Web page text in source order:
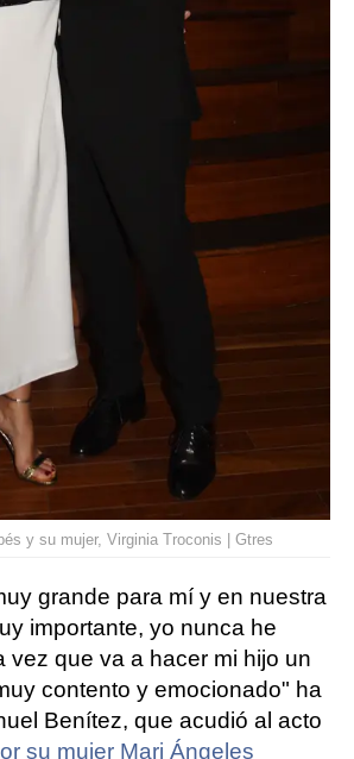
y su mujer, Virginia Troconis | Gtres
grande para mí y en nuestra
importante, yo nunca he
vez que va a hacer mi hijo un
contento y emocionado" ha
Benítez, que acudió al acto
su mujer Mari Ángeles